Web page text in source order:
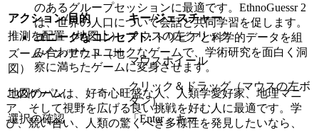
のあるグループセッションに最適です。EthnoGuessr 2
は、世界の人口について会話と共同学習を促します。
ユニークなコンセプト:トリビアと科学的データを組
み合わせたユニークなゲームで、学術研究を面白く洞
察に満ちたゲームに変身させます。
このゲームは、好奇心旺盛な人、人類学愛好家、地理マニ
ア、そして視野を広げる良い挑戦を好む人に最適です。学
び、競い合い、人類の驚くべき多様性を発見したいなら、
アクション/目的
キー/ジェスチャー
推測を配置（地図上） マウスの左クリック
ズームイン/アウト（地
図）
マウスホイール
地図のパン
クリック＆ドラッグ（マウスの左ボ
タン）
選択の確認
「Enter」キー